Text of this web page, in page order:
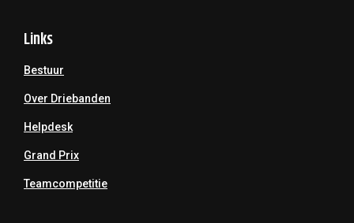
Links
Bestuur
Over Driebanden
Helpdesk
Grand Prix
Teamcompetitie